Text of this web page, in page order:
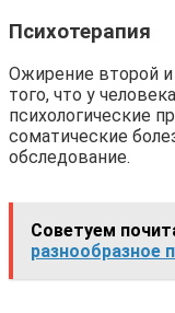
Психотерапия
Ожирение второй
того, что у
психологические
соматические
обследование.
Советуем
разнообразное